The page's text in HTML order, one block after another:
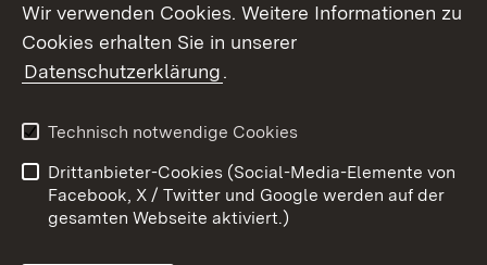
Kontakt
Barrierefreiheit
Impressum
Cookies
Wir verwenden Cookies. Weitere Informationen zu
Cookies erhalten Sie in unserer
Datenschutzerklärung.
Technisch notwendige Cookies
Drittanbieter-Cookies (Social-Media-Elemente von
Facebook, X / Twitter und Google werden auf der
gesamten Webseite aktiviert.)